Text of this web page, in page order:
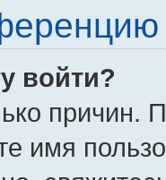
войти?
причин.
имя